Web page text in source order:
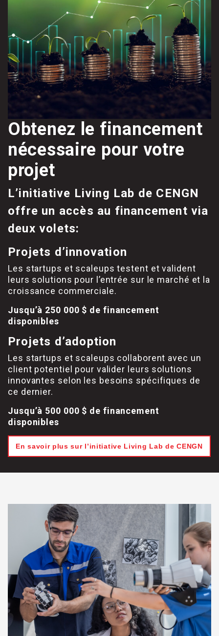
Obtenez le financement
nécessaire pour votre
projet
L’initiative Living Lab de CENGN
offre un accès au financement via
deux volets:
Projets d’innovation
Les startups et scaleups testent et valident
leurs solutions pour l’entrée sur le marché et la
croissance commerciale.
Jusqu’à 250 000 $ de financement
disponibles
Projets d’adoption
Les startups et scaleups collaborent avec un
client potentiel pour valider leurs solutions
innovantes selon les besoins spécifiques de
ce dernier.
Jusqu’à 500 000 $ de financement
disponibles
En savoir plus sur l’initiative Living Lab de CENGN